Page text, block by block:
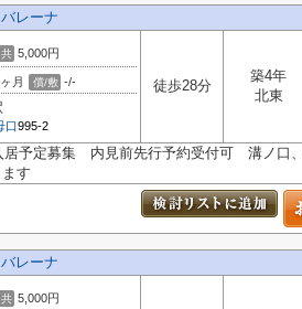
レーナ
5,000円
月 償/敷 -/-
口 995-2
徒歩28分
築4年
北東
居予定募集 内見前先行予約受付可 溝ノ口
す
レーナ
5,000円